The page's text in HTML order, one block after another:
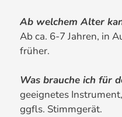
Ab welchem Alter
Ab ca. 6-7 Jahren, in
früher.
Was brauche ich für
geeignetes
ggfls. Stimmgerät.